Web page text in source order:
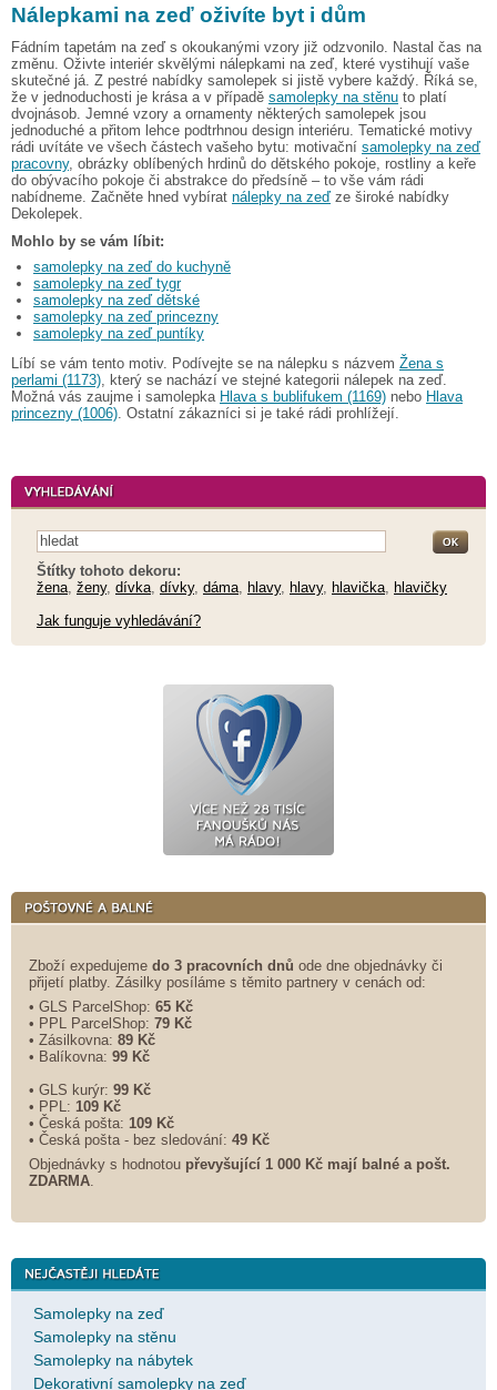
Nálepkami na zeď oživíte byt i dům
Fádním tapetám na zeď s okoukanými vzory již odzvonilo. Nastal čas na
změnu. Oživte interiér skvělými nálepkami na zeď, které vystihují vaše
skutečné já. Z pestré nabídky samolepek si jistě vybere každý. Říká se,
že v jednoduchosti je krása a v případě samolepky na stěnu to platí
dvojnásob. Jemné vzory a ornamenty některých samolepek jsou
jednoduché a přitom lehce podtrhnou design interiéru. Tematické motivy
rádi uvítáte ve všech částech vašeho bytu: motivační samolepky na zeď
pracovny, obrázky oblíbených hrdinů do dětského pokoje, rostliny a keře
do obývacího pokoje či abstrakce do předsíně – to vše vám rádi
nabídneme. Začněte hned vybírat nálepky na zeďze široké nabídky
Dekolepek.
Mohlo by se vám líbit:
samolepky na zeď do kuchyně
samolepky na zeď tygr
samolepky na zeď dětské
samolepky na zeď princezny
samolepky na zeď puntíky
Líbí se vám tento motiv. Podívejte se na nálepku s názvem Žena s
perlami (1173) , který se nachází ve stejné kategorii nálepek na zeď.
Možná vás zaujme i samolepka Hlava s bublifukem (1169) nebo Hlava
princezny (1006) . Ostatní zákazníci si je také rádi prohlížejí.
Štítky tohoto dekoru:
žena ženy, dívka dívky, dáma hlavy, hlavy, hlavička
hlavičky
Jak funguje vyhledávání?
Zboží expedujeme do 3 pracovních dnů ode dne objednávky či
přijetí platby. Zásilky posíláme s těmito partnery v cenách od:
• GLS ParcelShop: 65 Kč
• PPL ParcelShop: 79 Kč
• Zásilkovna: 89 Kč
• Balíkovna: 99 Kč
• GLS kurýr: 99 Kč
• PPL: 109 Kč
• Česká pošta: 109 Kč
• Česká pošta - bez sledování: 49 Kč
Objednávky s hodnotou převyšující 1 000 Kč mají balné a pošt.
ZDARMA
Samolepky na zeď
Samolepky na stěnu
Samolepky na nábytek
Dekorativní samolepky na zeď